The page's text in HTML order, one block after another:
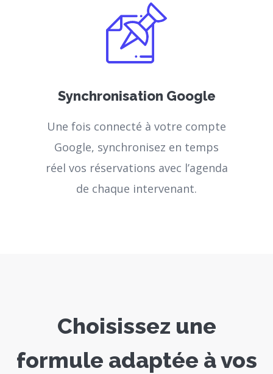
Synchronisation Google
Une fois connecté à votre compte
Google, synchronisez en temps
réel vos réservations avec l’agenda
de chaque intervenant.
Choisissez une
formule adaptée à vos